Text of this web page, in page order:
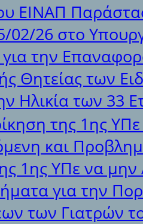
ΕΙΝΑΠ
02/26 στο
για την
Θητείας των
Ηλικία των 33
της 1ης
και
1ης ΥΠε να
για την
των Γιατρών